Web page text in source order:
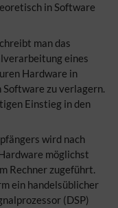
in Software
man das
eines
Hardware in
zu verlagern.
Einstieg in den
wird nach
möglichst
Rechner zugeführt.
ein handelsüblicher
(DSP)